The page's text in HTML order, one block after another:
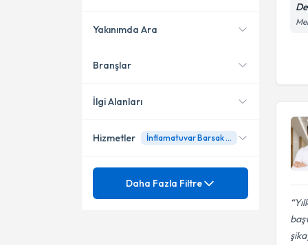
Denizli
Merkezefendi
Yakınımda Ara
Konumuma yakın uzmanları
Branşlar
Dahiliye - İç Hastalıkları
Gastroenteroloji
İlgi Alanları
Anemi (kansızlık)
Hizmetler İnflamatuvar Barsak Hastalıkları (İBH) (Ülseratif kolit, Crohn hastalığı)
Mezuniyet
Daha Fazla Filtre